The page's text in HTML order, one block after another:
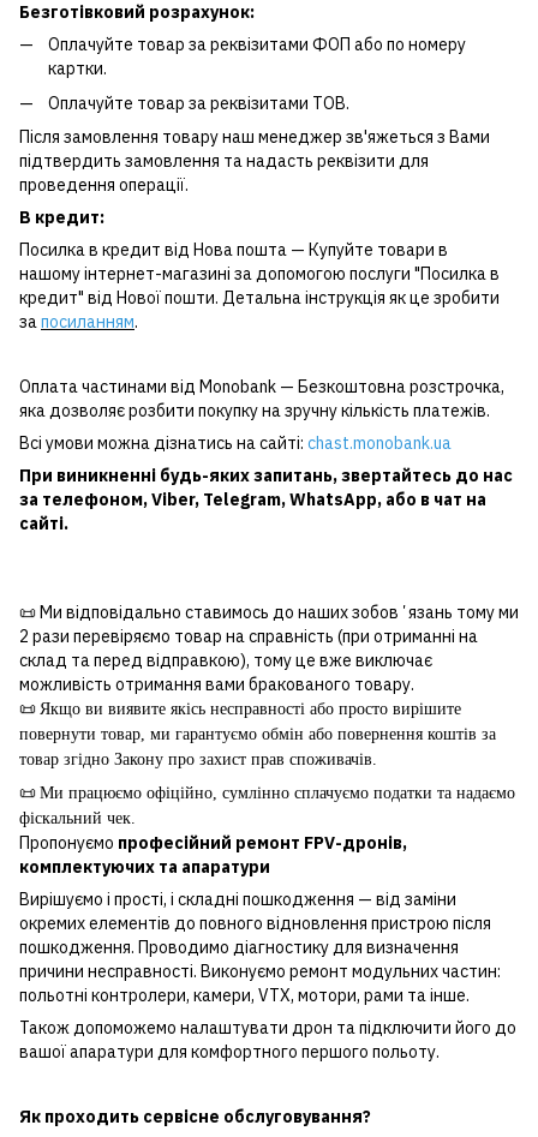
Безготівковий розрахунок:
Оплачуйте товар за реквізитами ФОП або по номеру
картки.
Оплачуйте товар за реквізитами ТОВ.
Після замовлення товару наш менеджер зв'яжеться з Вами
підтвердить замовлення та надасть реквізити для
проведення операції.
В кредит:
Посилка в кредит від Нова пошта — Купуйте товари в
нашому інтернет-магазині за допомогою послуги "Посилка в
кредит" від Нової пошти. Детальна інструкція як це зробити
запосиланням.
Оплата частинами від Monobank — Безкоштовна розстрочка,
яка дозволяє розбити покупку на зручну кількість платежів.
Всі умови можна дізнатись на сайті: chast.monobank.ua
При виникненні будь-яких запитань, звертайтесь до нас
за телефоном,Viber, Telegram,WhatsApp, або в чат на
сайті.
📜 Ми відповідально ставимось до наших зобовʼязань тому ми
2 рази перевіряємо товар на справність (при отриманні на
склад та перед відправкою), тому це вже виключає
можливість отримання вами бракованого товару.
📜 Якщо ви виявите якісь несправності або просто вирішите
повернути товар, ми гарантуємо обмін або повернення коштів за
товар згідно Закону про захист прав споживачів.
📜 Ми працюємо офіційно, сумлінно сплачуємо податки та надаємо
фіскальний чек.
Пропонуємо професійний ремонт FPV-дронів,
комплектуючих та апаратури
Вирішуємо і прості, і складні пошкодження — від заміни
окремих елементів до повного відновлення пристрою після
пошкодження. Проводимо діагностику для визначення
причини несправності. Виконуємо ремонт модульних частин:
польотні контролери, камери, VTX, мотори, рами та інше.
Також допоможемо налаштувати дрон та підключити його до
вашої апаратури для комфортного першого польоту.
Як проходить сервісне обслуговування?